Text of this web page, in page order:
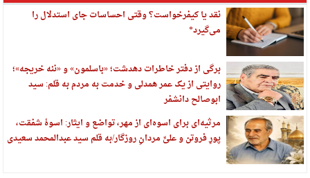
نقد یا کیفرخواست؟ وقتی احساسات جای استدلال را
می‌گیرد*
برگی از دفتر خاطرات دهدشت؛ «باسلمون» و «ننه خریجه»؛
روایتی از یک عمر همدلی و خدمت به مردم به قلم: سید
ابوصالح دانشفر
مرثیه‌ای برای اسوه‌ای از مهر، تواضع و ایثار: اسوهٔ شفقت،
پورِ فروتن و علیِّ مردانِ روزگار/به قلم سید عبدالمحمد سعیدی